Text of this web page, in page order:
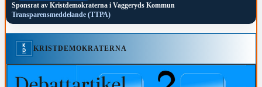
Sponsrat av Kristdemokraterna i Vaggeryds Kommun
Transparensmeddelande (TTPA)
KRISTDEMOKRATERNA